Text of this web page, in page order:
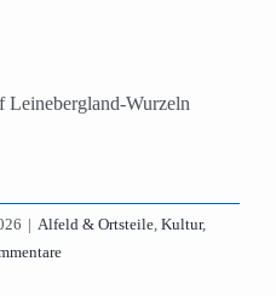
Leinebergland-Wurzeln
| Alfeld & Ortsteile Kultur,